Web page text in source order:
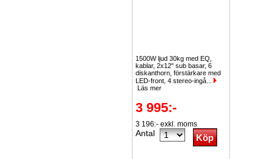
1500W ljud 30kg med EQ,
kablar, 2x12" sub basar, 6
diskanthorn, förstärkare med
LED-front, 4 stereo-ingå...
Läs mer
3 995:-
3 196:- exkl. moms
Antal